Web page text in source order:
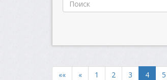
«« « 1 2 3 4 5